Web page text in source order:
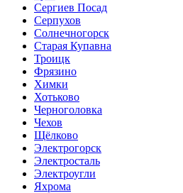
Сергиев Посад
Серпухов
Солнечногорск
Старая Купавна
Троицк
Фрязино
Химки
Хотьково
Черноголовка
Чехов
Щёлково
Электрогорск
Электросталь
Электроугли
Яхрома